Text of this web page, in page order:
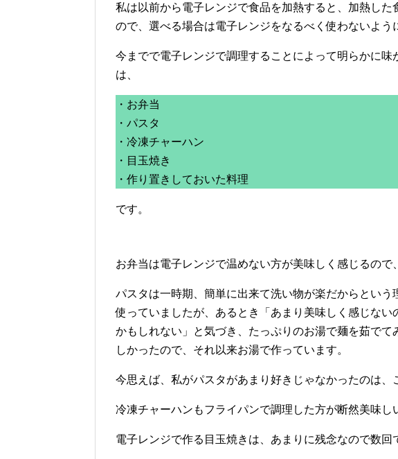
私は以前から電子レンジで食品を加熱すると、加熱した
ので、選べる場合は電子レンジをなるべく使わないよう
今までで電子レンジで調理することによって明らかに
は、
・お弁当
・パスタ
・冷凍チャーハン
・目玉焼き
・作り置きしておいた料理
です。
お弁当は電子レンジで温めない方が美味しく感じるので
パスタは一時期、簡単に出来て洗い物が楽だからとい
使っていましたが、あるとき「あまり美味しく感じない
かもしれない」と気づき、たっぷりのお湯で麺を茹で
しかったので、それ以来お湯で作っています。
今思えば、私がパスタがあまり好きじゃなかったのは、
冷凍チャーハンもフライパンで調理した方が断然美味し
電子レンジで作る目玉焼きは、あまりに残念なので数回